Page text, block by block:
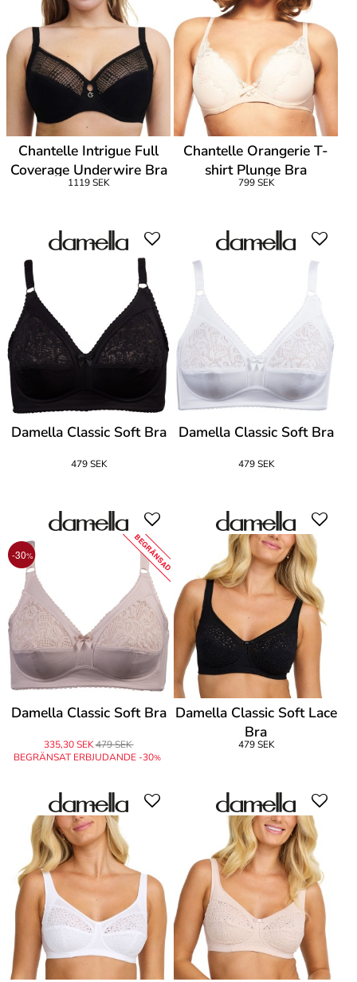
Chantelle Intrigue Full
Coverage Underwire Bra
1119 SEK
Chantelle Orangerie T-
shirt Plunge Bra
799 SEK
Damella Classic Soft Bra
479 SEK
Damella Classic Soft Bra
479 SEK
-30% BEGRÄNSAD
Damella Classic Soft Bra
335,30 SEK479 SEK
BEGRÄNSAT ERBJUDANDE -30%
Damella Classic Soft Lace
Bra
479 SEK